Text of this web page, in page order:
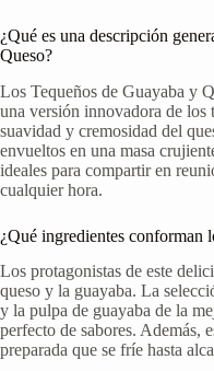
¿Qué es una descripción
Queso?
Los Tequeños de Guayaba y
una versión innovadora de los
suavidad y cremosidad del
envueltos en una masa
ideales para compartir en
cualquier hora.
¿Qué ingredientes conforman
Los protagonistas de este
queso y la guayaba. La
y la pulpa de guayaba de la
perfecto de sabores. Además,
preparada que se fríe hasta